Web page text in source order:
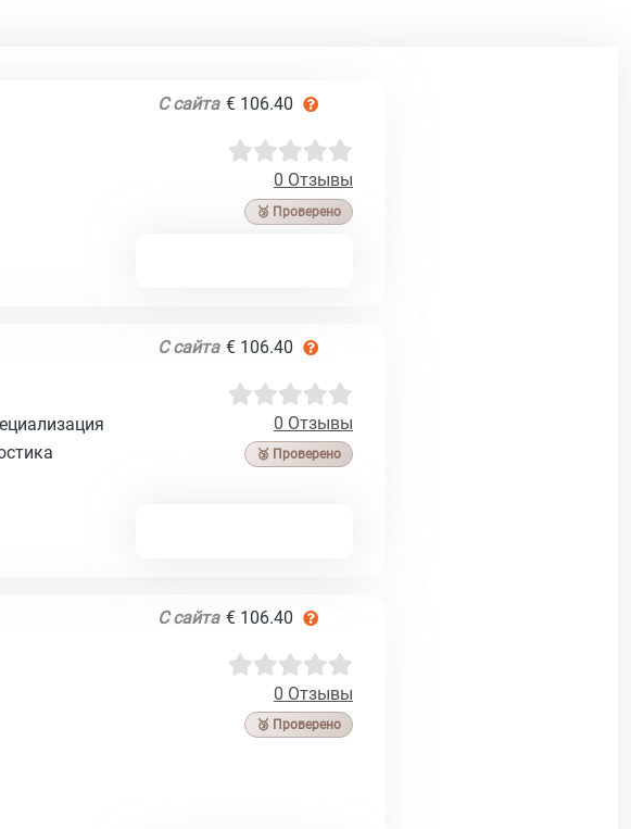
С сайта € 106.40
0 Отзывы
🥉 Проверено
С сайта € 106.40
0 Отзывы
🥉 Проверено
С сайта € 106.40
0 Отзывы
🥉 Проверено